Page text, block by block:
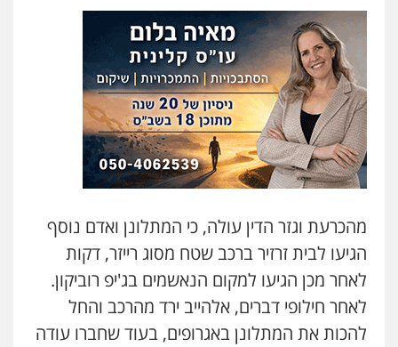
0538788878
עו"ד אסף דוק
פלילי עבירות מין סמים והימורים פשיעה
חמורה חקירות ומעצרים צווארון לבן והונאה
0526885006
עו"ד שלי גורביץ – לוי
משפט פלילי פשיעה חמורה מעצרים
וחקירות צבאי תעבורה
0544218336
משרד עורכי דין חן ברוך
פלילי דיני תעבורה מעצרים וחקירות
0505078733
מהכרעת וגזר הדין עולה, כי המתלונן ואדם נוסף
הגיעו לבית זרזיר ברכב שטח מסוג רייזר, דקות
לאחר מכן הגיעו למקום הנאשמים בג'יפ רוביקון.
לאחר חילופי דברים, אלהייב ירד מהרכב והחל
להכות את המתלונן באגרופים, בעוד שחברו עודה